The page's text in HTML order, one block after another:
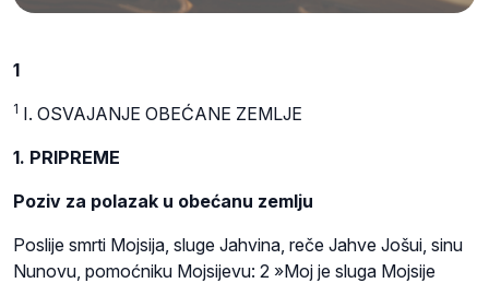
1
1 I. OSVAJANJE OBEĆANE ZEMLJE
1. PRIPREME
Poziv za polazak u obećanu zemlju
Poslije smrti Mojsija, sluge Jahvina, reče Jahve Jošui, sinu
Nunovu, pomoćniku Mojsijevu: 2 »Moj je sluga Mojsije